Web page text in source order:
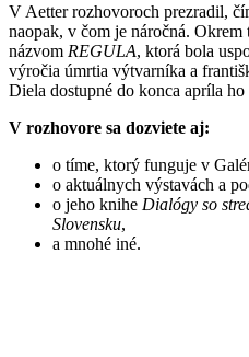
V Aetter rozhovoroch prezradil,
naopak, v čom je náročná.
názvom REGULA, ktorá bola
výročia úmrtia výtvarníka a
Diela dostupné do konca apríla
V rozhovore sa dozviete aj:
o tíme, ktorý funguje v
o aktuálnych výstavách a
o jeho knihe Dialógy so
Slovensku,
a mnohé iné.